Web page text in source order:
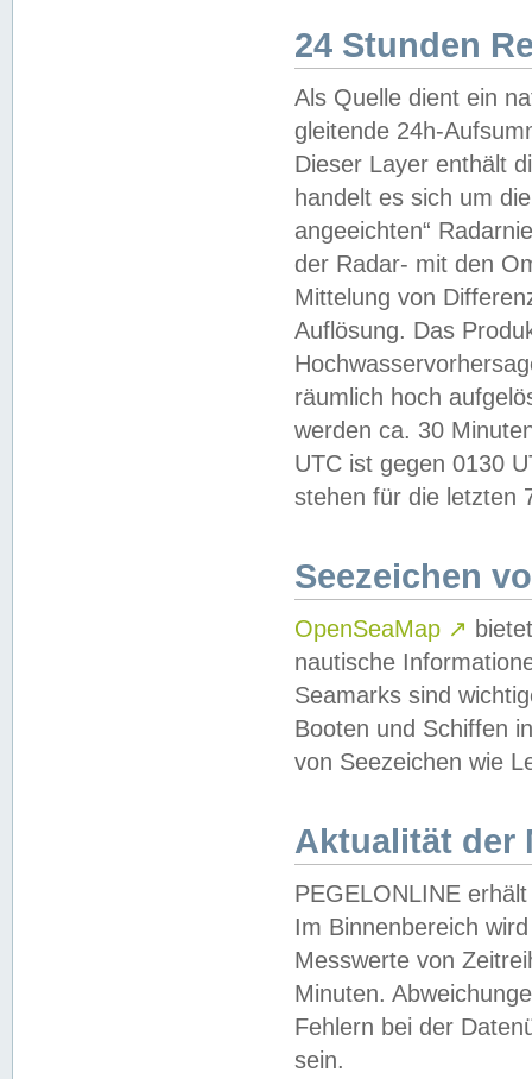
24 Stunden
Als Quelle dient ein
gleitende 24h-
Dieser Layer enthält
handelt es sich um
angeeichten“
der Radar- mit den
Mittelung von
Auflösung. Das
räumlich hoch
werden ca. 30
UTC ist gegen 0130
stehen für die letzten
Seezeichen
OpenSeaMap ↗
nautische
Seamarks sind
Booten und Schiffen
von Seezeichen wie
Aktualität der
PEGELONLINE
Im Binnenbereich
Messwerte von
Minuten.
Fehlern bei der
sein.